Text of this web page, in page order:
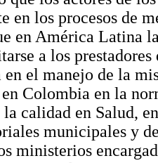
en los procesos de
en América Latina
a los
el manejo de la
Colombia en la
calidad en Salud,
municipales y
ministerios